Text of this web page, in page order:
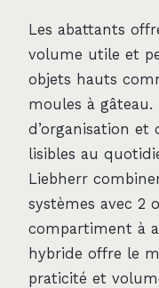
Les abattants
volume utile et
objets hauts
moules à
d’organisation et
lisibles au
Liebherr
systèmes avec 2
compartiment à
hybride offre le
praticité et